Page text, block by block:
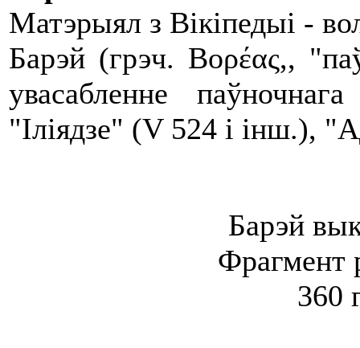
Матэрыял з Вікіпедыі -
Барэй (грэч. Βορέας,,
увасабленне
"Іліядзе" (V 524 і інш.),
Барэй
Фрагмент
360